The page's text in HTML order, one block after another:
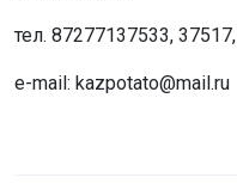
тел. 87277137533, 37517,
e-mail: kazpotato@mail.ru